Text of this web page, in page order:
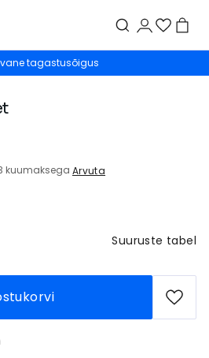
tagastusõigus
kuumaksega Arvuta
Suuruste tabel